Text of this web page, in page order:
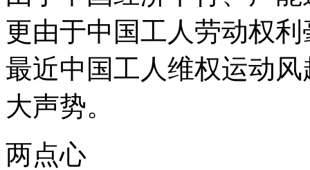
更由于中国工人劳动权
最近中国工人维权运动
大声势。
两点心